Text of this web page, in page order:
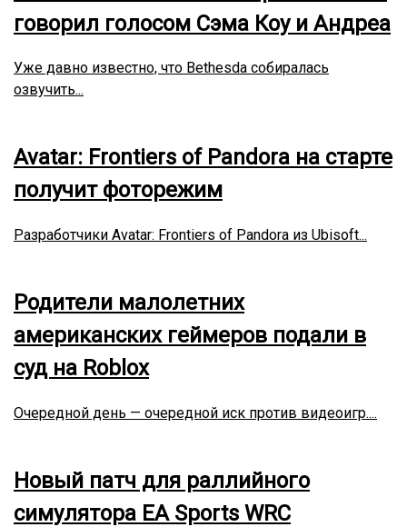
говорил голосом Сэма Коу и Андреа
Уже давно известно, что Bethesda собиралась
озвучить...
Avatar: Frontiers of Pandora на старте
получит фоторежим
Разработчики Avatar: Frontiers of Pandora из Ubisoft...
Родители малолетних
американских геймеров подали в
суд на Roblox
Очередной день — очередной иск против видеоигр....
Новый патч для раллийного
симулятора EA Sports WRC